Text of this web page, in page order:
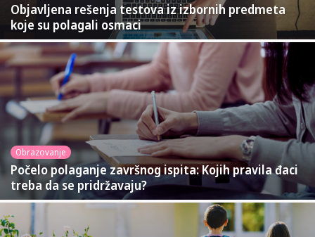
Objavljena rešenja testova iz izbornih predmeta
koje su polagali osmaci
Obrazovanje
Počelo polaganje završnog ispita: Kojih pravila đaci
treba da se pridržavaju?